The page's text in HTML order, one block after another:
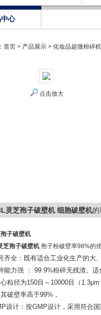
心
首页 > 产品展示 > 化妆品超微粉碎机
点击放大
灵芝孢子破壁机 细胞破壁机的
子破壁机
芝孢子破壁机孢子粉破壁率98%的
齐全：既有适合工业化生产的大
能力强 ： 99.9%粉碎无残渣。
粒径为150目～10000目（
破壁率高于99% 。
设计：按GMP设计，采用符合